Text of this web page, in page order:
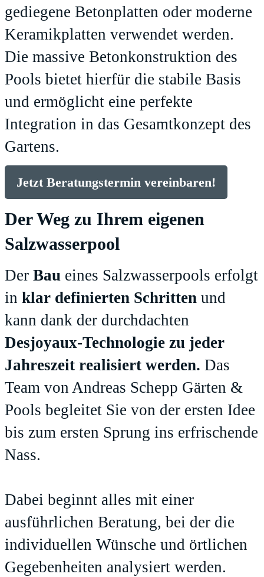
gediegene Betonplatten oder moderne
Keramikplatten verwendet werden.
Die massive Betonkonstruktion des
Pools bietet hierfür die stabile Basis
und ermöglicht eine perfekte
Integration in das Gesamtkonzept des
Gartens.
Jetzt Beratungstermin vereinbaren!
Der Weg zu Ihrem eigenen
Salzwasserpool
Der Bau eines Salzwasserpools erfolgt
in klar definierten Schritten und
kann dank der durchdachten
Desjoyaux-Technologie zu jeder
Jahreszeit realisiert werden. Das
Team von Andreas Schepp Gärten &
Pools begleitet Sie von der ersten Idee
bis zum ersten Sprung ins erfrischende
Nass.
Dabei beginnt alles mit einer
ausführlichen Beratung, bei der die
individuellen Wünsche und örtlichen
Gegebenheiten analysiert werden.